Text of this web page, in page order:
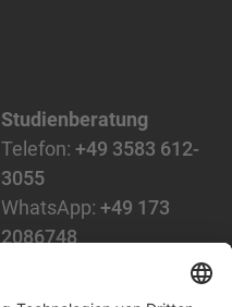
Studienberatung
Telefon: +49 3583 612-
3055
WhatsApp: +49 173
2086748